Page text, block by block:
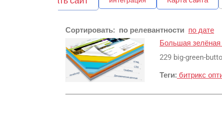
Сортировать: по релевантности по дате
Большая зелёная
229 big-green-
Теги: битрикс